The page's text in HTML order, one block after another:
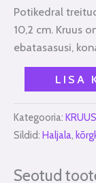
Potikedral
10,2 cm. Kruus
ebatasasusi,
LISA
Kategooria:
Sildid: Haljala,
Seotud